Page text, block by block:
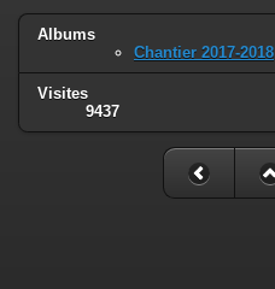
Albums
Chantier 2017-2018
Visites
9437